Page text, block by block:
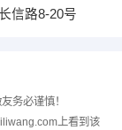
信路8-20号
务必谨慎！
上看到该